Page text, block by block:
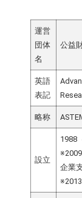
運営
団体
名
公益
英語
表記
略称
設立
1988
企業